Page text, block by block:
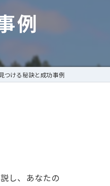
例
つける秘訣と成功事例
し、あなたの